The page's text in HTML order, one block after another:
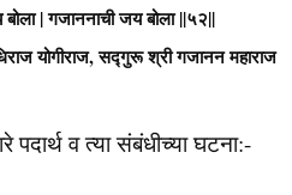
| गजाननाची जय बोला ||५२||
योगीराज, सद्गुरू श्री गजानन महाराज
व त्या संबंधीच्या घटना:-